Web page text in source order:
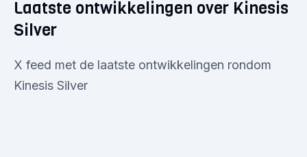
Laatste ontwikkelingen over Kinesis
Silver
X feed met de laatste ontwikkelingen rondom
Kinesis Silver